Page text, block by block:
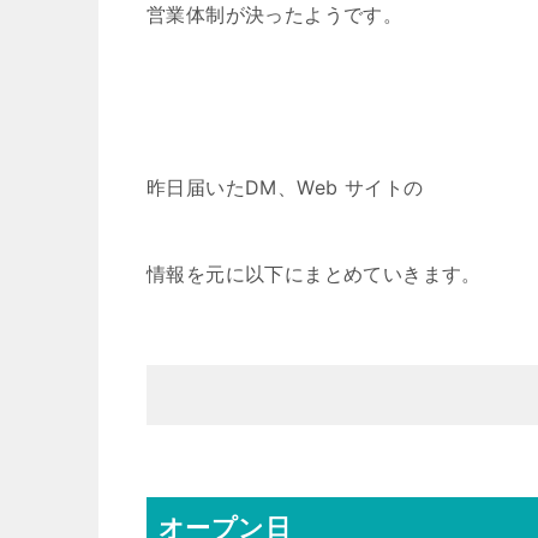
営業体制が決ったようです。
昨日届いたDM、Web サイトの
情報を元に以下にまとめていきます。
オープン日